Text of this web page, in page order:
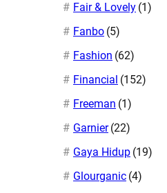
Fair & Lovely (1)
Fanbo (5)
Fashion (62)
Financial (152)
Freeman (1)
Garnier (22)
Gaya Hidup (19)
Glourganic (4)